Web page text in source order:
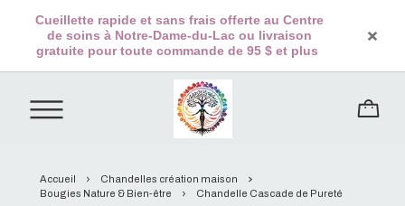
Cueillette rapide et sans frais offerte au Centre
de soins à Notre-Dame-du-Lac ou livraison
gratuite pour toute commande de 95 $ et plus
Accueil
Chandelles création maison
Bougies Nature & Bien-être
Chandelle Cascade de Pureté